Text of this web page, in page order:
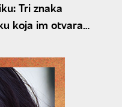
Tri znaka
koja im otvara
novca